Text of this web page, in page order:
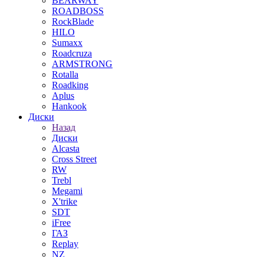
ROADBOSS
RockBlade
HILO
Sumaxx
Roadcruza
ARMSTRONG
Rotalla
Roadking
Aplus
Hankook
Диски
Назад
Диски
Alcasta
Cross Street
RW
Trebl
Megami
X'trike
SDT
iFree
ГАЗ
Replay
NZ